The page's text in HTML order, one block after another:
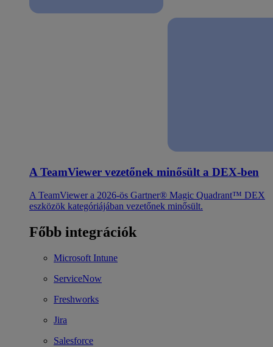
A TeamViewer vezetőnek minősült a DEX-ben
A TeamViewer a 2026-ös Gartner® Magic Quadrant™ DEX
eszközök kategóriájában vezetőnek minősült.
Főbb integrációk
Microsoft Intune
ServiceNow
Freshworks
Jira
Salesforce